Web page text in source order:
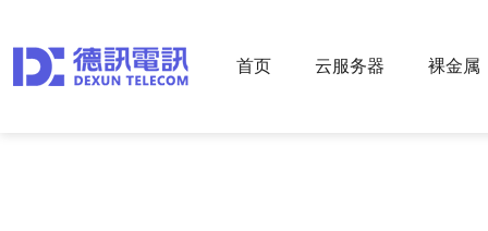
首页 云服务器 裸金属